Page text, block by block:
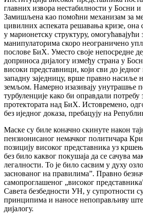
главних извора нестабилности у Босни
Замишљена као помоћни механизам за
цивилних аспеката решавања кризе, она
у марионетску структуру, омогућавајући
манипулаторима скоро неограничено
послове БиХ. Уместо своје непосредне
доприноса дијалогу између страна у
високи представници, који сви до једног
западну заједницу, врше правно насиље
земљом. Намерно изазивају унутрашње
турбуленције како би оправдали
протектората над БиХ. Истовремено,
без иједног доказа, пребацују на
Маске су биле коначно скинуте након
пензионисаног немачког политичара
позицију високог представника уз
без било каквог покушаја да се сачува
легалности. То је било сасвим у духу
заснованог на правилима”. Правно
самопроглашеног „високог
Савета безбедности УН, у супротности
принципима и наносе непоправљиву
дијалогу.